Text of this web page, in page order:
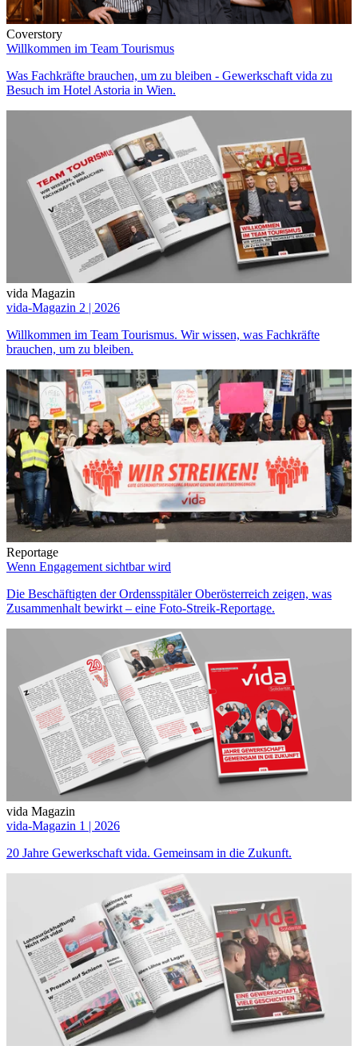
Coverstory
Willkommen im Team Tourismus
Was Fachkräfte brauchen, um zu bleiben - Gewerkschaft vida zu
Besuch im Hotel Astoria in Wien.
vida Magazin
vida-Magazin 2 | 2026
Willkommen im Team Tourismus. Wir wissen, was Fachkräfte
brauchen, um zu bleiben.
Reportage
Wenn Engagement sichtbar wird
Die Beschäftigten der Ordensspitäler Oberösterreich zeigen, was
Zusammenhalt bewirkt – eine Foto-Streik-Reportage.
vida Magazin
vida-Magazin 1 | 2026
20 Jahre Gewerkschaft vida. Gemeinsam in die Zukunft.